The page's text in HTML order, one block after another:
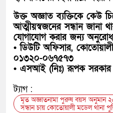
উক্ত অজ্ঞাত ব্যক্তিকে কেউ
আত্মীয়স্বজনের সন্ধান জানা
যোগাযোগ করার জন্য অনুরোধ
• ডিউটি অফিসার,
০১৩২০-০৬৭৫৭৩
• এসআই (নিঃ) রূপক
ট্যাগ :
মৃত অজ্ঞাতনামা পুরুষ বয়স অনুমান
সন্ধান চায় কোতোয়ালী মডেল থানা